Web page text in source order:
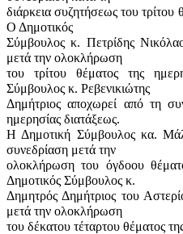
διάρκεια συζητήσεως του τρίτου
Ο Δημοτικός
Σύμβουλος κ. Πετρίδης
μετά την ολοκλήρωση
του τρίτου θέματος της
Σύμβουλος κ. Ρεβενικιώτης
Δημήτριος αποχωρεί από τη
ημερησίας διατάξεως.
Η Δημοτική Σύμβουλος κα.
συνεδρίαση μετά την
ολοκλήρωση του όγδοου
Δημοτικός Σύμβουλος κ.
Δημητρός Δημήτριος του
μετά την ολοκλήρωση
του δέκατου τέταρτου θέματος